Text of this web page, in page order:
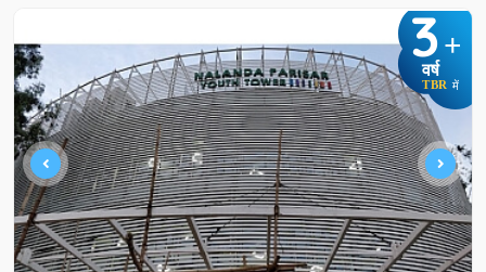
3+
वर्ष
TBR में